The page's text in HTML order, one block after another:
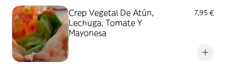
Crep Vegetal De Atún,
Lechuga, Tomate Y
Mayonesa
7,95 €